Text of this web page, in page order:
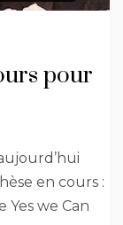
pour
en cours :
Yes we Can